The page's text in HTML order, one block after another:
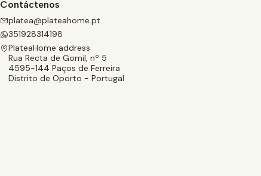
Contáctenos
platea@plateahome.pt
351928314198
PlateaHome address
Rua Recta de Gomil, nº 5
4595-144 Paços de Ferreira
Distrito de Oporto - Portugal